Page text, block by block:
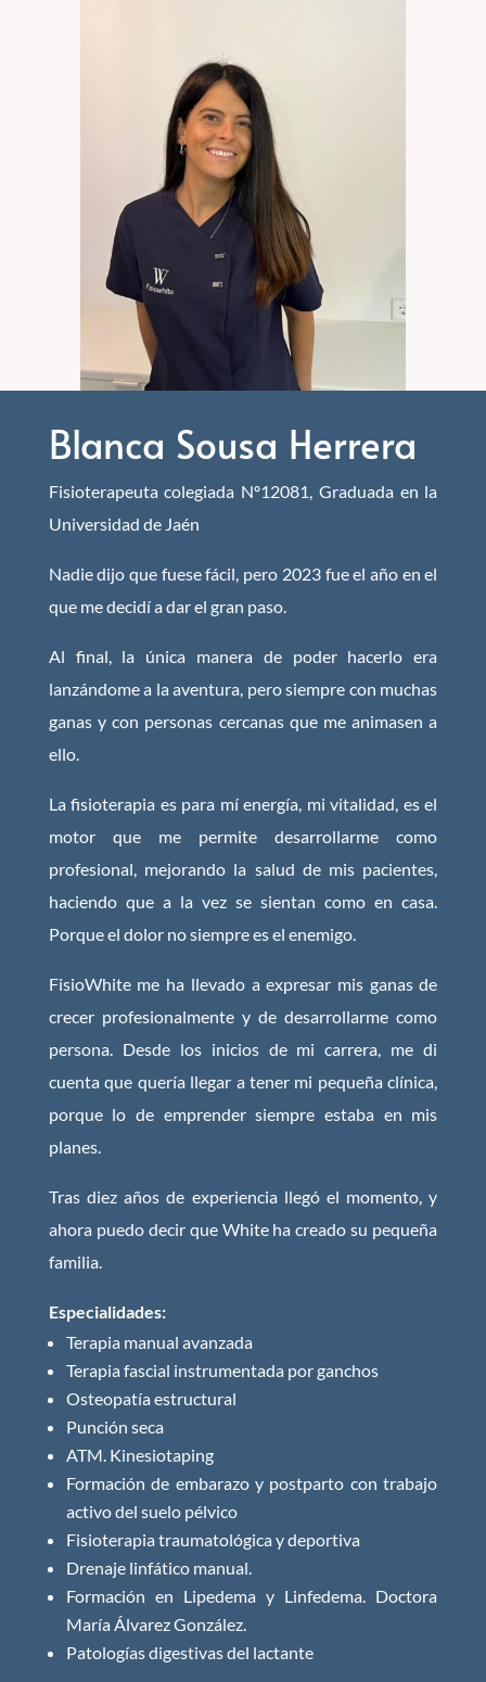
Blanca Sousa Herrera
Fisioterapeuta colegiada Nº12081, Graduada en la
Universidad de Jaén
Nadie dijo que fuese fácil, pero 2023 fue el año en el
que me decidí a dar el gran paso.
Al final, la única manera de poder hacerlo era
lanzándome a la aventura, pero siempre con muchas
ganas y con personas cercanas que me animasen a
ello.
La fisioterapia es para mí energía, mi vitalidad, es el
motor que me permite desarrollarme como
profesional, mejorando la salud de mis pacientes,
haciendo que a la vez se sientan como en casa.
Porque el dolor no siempre es el enemigo.
FisioWhite me ha llevado a expresar mis ganas de
crecer profesionalmente y de desarrollarme como
persona. Desde los inicios de mi carrera, me di
cuenta que quería llegar a tener mi pequeña clínica,
porque lo de emprender siempre estaba en mis
planes.
Tras diez años de experiencia llegó el momento, y
ahora puedo decir que White ha creado su pequeña
familia.
Especialidades:
Terapia manual avanzada
Terapia fascial instrumentada por ganchos
Osteopatía estructural
Punción seca
ATM. Kinesiotaping
Formación de embarazo y postparto con trabajo
activo del suelo pélvico
Fisioterapia traumatológica y deportiva
Drenaje linfático manual.
Formación en Lipedema y Linfedema. Doctora
María Álvarez González.
Patologías digestivas del lactante